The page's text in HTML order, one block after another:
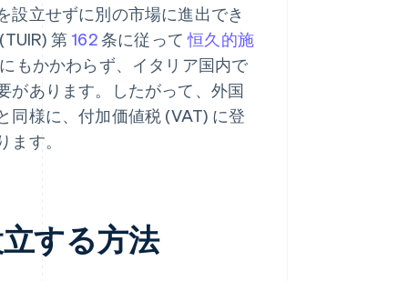
設立せずに別の市場に進出でき
第 162条に従って恒久的施
もかかわらず、イタリア国内で
があります。したがって、外国
同様に、付加価値税 (VAT) に登
す。
する方法